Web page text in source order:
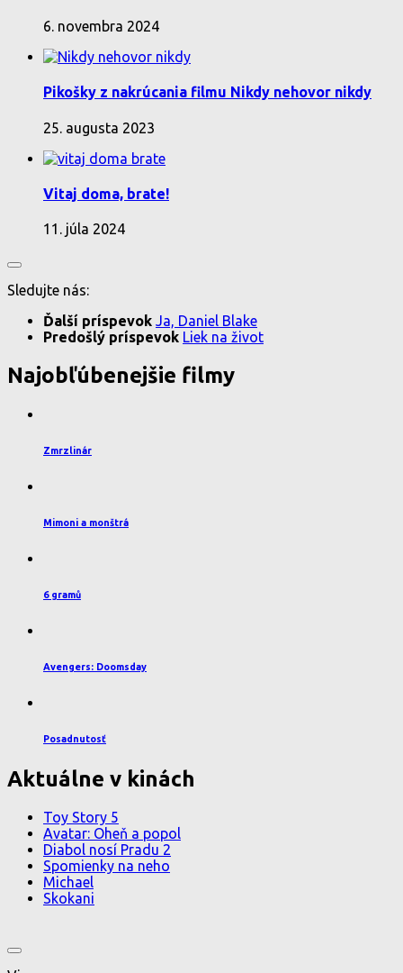
6. novembra 2024
Pikošky z nakrúcania filmu Nikdy nehovor nikdy
25. augusta 2023
Vitaj doma, brate!
11. júla 2024
Sledujte nás:
Ďalší príspevok Ja, Daniel Blake
Predošlý príspevok Liek na život
Najobľúbenejšie filmy
Zmrzlinár
Mimoni a monštrá
6 gramů
Avengers: Doomsday
Posadnutosť
Aktuálne v kinách
Toy Story 5
Avatar: Oheň a popol
Diabol nosí Pradu 2
Spomienky na neho
Michael
Skokani